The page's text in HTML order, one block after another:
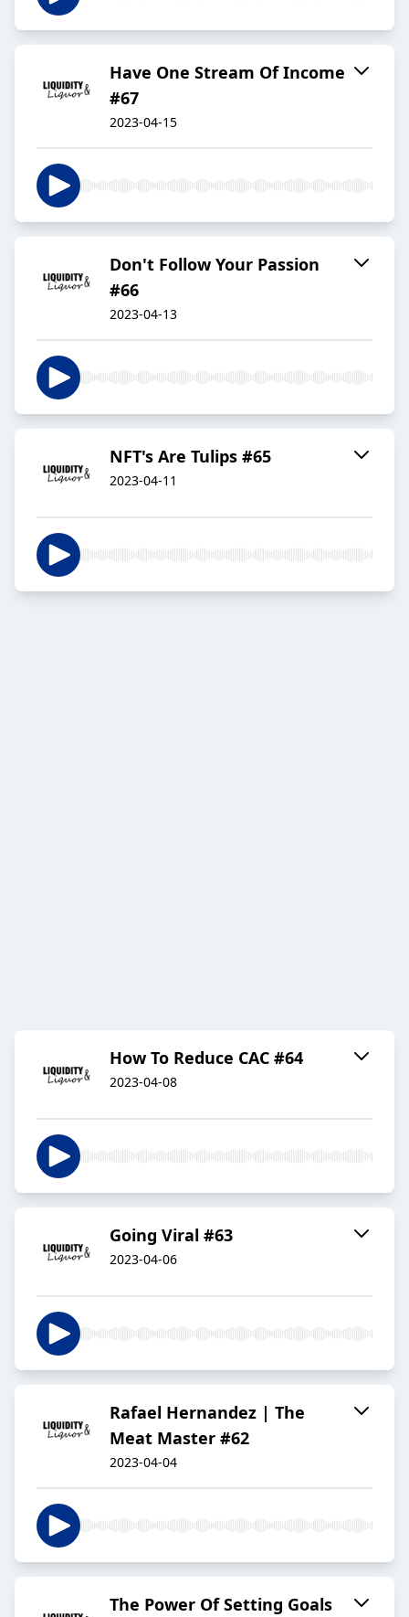
Have One Stream Of Income
#67
2023-04-15
Don't Follow Your Passion
#66
2023-04-13
NFT's Are Tulips #65
2023-04-11
How To Reduce CAC #64
2023-04-08
Going Viral #63
2023-04-06
Rafael Hernandez | The
Meat Master #62
2023-04-04
The Power Of Setting Goals